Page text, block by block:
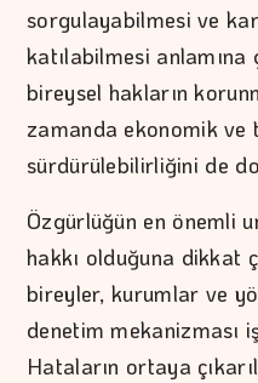
sorgulayabilmesi ve
katılabilmesi
bireysel hakların
zamanda ekonomik ve
sürdürülebilirliğini de
Özgürlüğün en önemli
hakkı olduğuna dikkat
bireyler, kurumlar ve
denetim mekanizması
Hataların ortaya